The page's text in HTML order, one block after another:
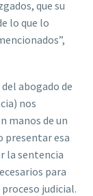
que su
lo que lo
abogado de
nos
manos de un
presentar esa
la sentencia
para
judicial.